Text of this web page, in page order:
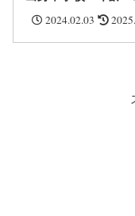
身・大学のパンフレ
2024.02.03